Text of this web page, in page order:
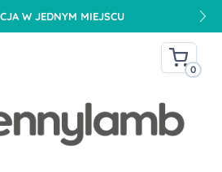
W JEDNYM MIEJSCU
0